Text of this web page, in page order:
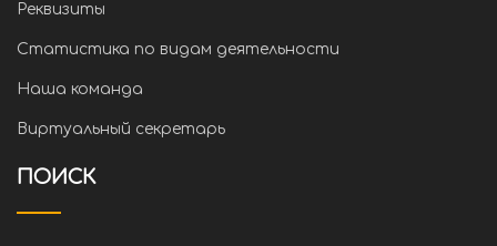
Реквизиты
Статистика по видам деятельности
Наша команда
Виртуальный секретарь
ПОИСК